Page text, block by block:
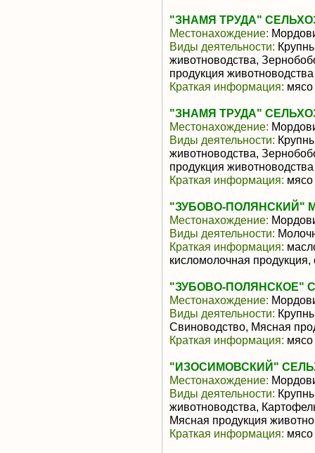
"ЗНАМЯ ТРУДА"
Местонахождение:
Виды деятельности:
животноводства,
продукция животноводства
Краткая информация: мясо
"ЗНАМЯ ТРУДА"
Местонахождение:
Виды деятельности:
животноводства,
продукция животноводства
Краткая информация: мясо
"ЗУБОВО-ПОЛЯНСКИЙ"
Местонахождение:
Виды деятельности:
Краткая информация:
кисломолочная
"ЗУБОВО-ПОЛЯНСКОЕ"
Местонахождение:
Виды деятельности:
Свиноводство, Мясная
Краткая информация: мясо
"ИЗОСИМОВСКИЙ"
Местонахождение:
Виды деятельности:
животноводства,
Мясная продукция
Краткая информация: мясо